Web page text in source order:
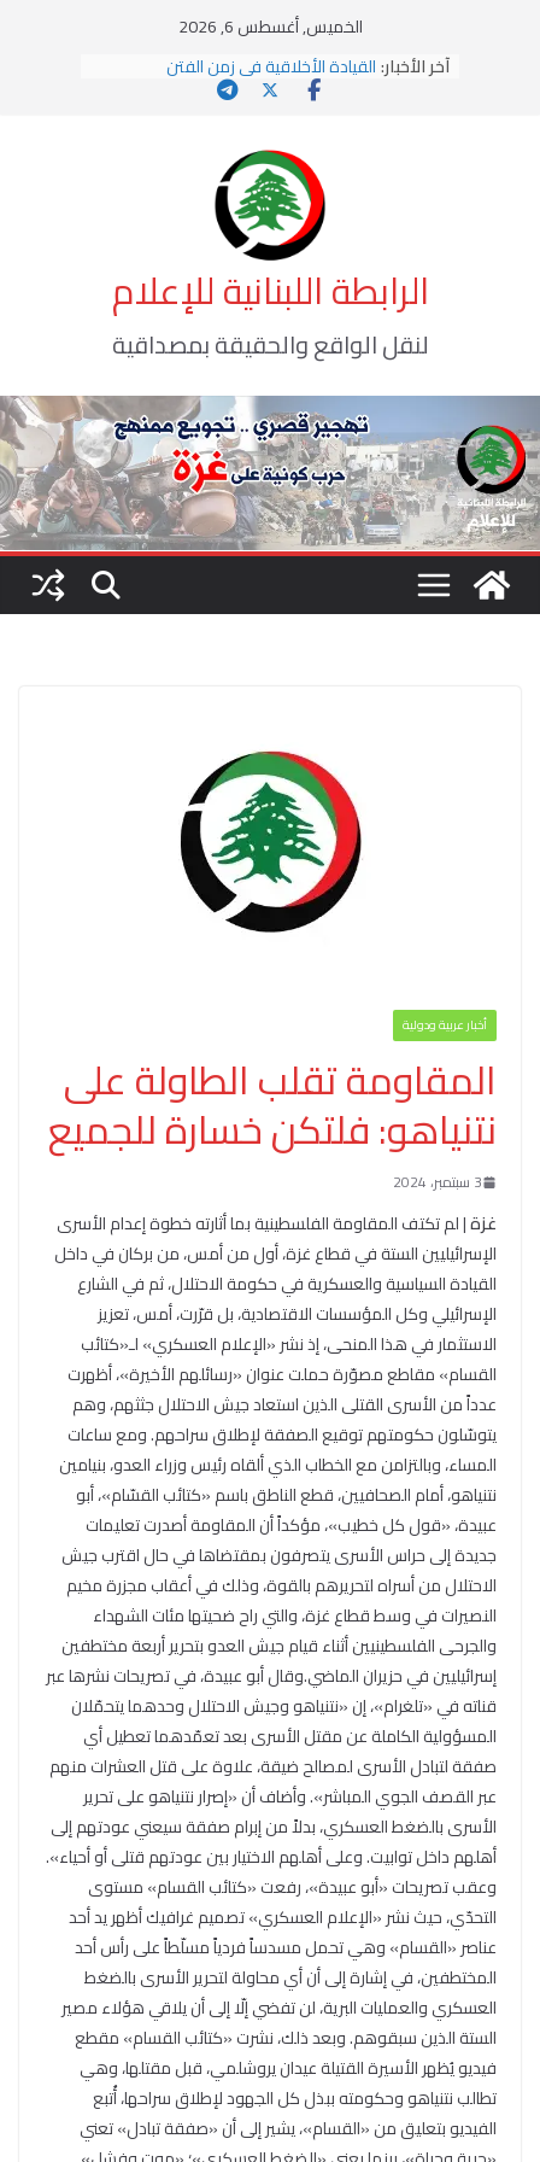
الخميس, أغسطس 6, 2026
آخر الأخبار:القيادة الأخلاقية في زمن الفتن
الاستلاب الثقافي وتحديات الهوية الإسلامية
يومَ يَفيضُ العَرَقُ
الرابطة اللبنانية للإعلام
لنقل الواقع والحقيقة بمصداقية
أخبار عربية ودولية
المقاومة تقلب الطاولة على
نتنياهو: فلتكن خسارة للجميع
3 سبتمبر، 2024
غزة| لم تكتف المقاومة الفلسطينية بما أثارته خطوة إعدام الأسرى
الإسرائيليين الستة في قطاع غزة، أول من أمس، من بركان في داخل
القيادة السياسية والعسكرية في حكومة الاحتلال، ثم في الشارع
الإسرائيلي وكل المؤسسات الاقتصادية، بل قرّرت، أمس، تعزيز
الاستثمار في هذا المنحى، إذ نشر «الإعلام العسكري» لـ«كتائب
القسام» مقاطع مصوّرة حملت عنوان «رسائلهم الأخيرة»، أظهرت
عدداً من الأسرى القتلى الذين استعاد جيش الاحتلال جثثهم، وهم
يتوسّلون حكومتهم توقيع الصفقة لإطلاق سراحهم. ومع ساعات
المساء، وبالتزامن مع الخطاب الذي ألقاه رئيس وزراء العدو، بنيامين
نتنياهو، أمام الصحافيين، قطع الناطق باسم «كتائب القسّام»، أبو
عبيدة، «قول كل خطيب»، مؤكداً أن المقاومة أصدرت تعليمات
جديدة إلى حراس الأسرى يتصرفون بمقتضاها في حال اقترب جيش
الاحتلال من أسراه لتحريرهم بالقوة، وذلك في أعقاب مجزرة مخيم
النصيرات في وسط قطاع غزة، والتي راح ضحيتها مئات الشهداء
والجرحى الفلسطينيين أثناء قيام جيش العدو بتحرير أربعة مختطفين
إسرائيليين في حزيران الماضي.وقال أبو عبيدة، في تصريحات نشرها عبر
قناته في «تلغرام»، إن «نتنياهو وجيش الاحتلال وحدهما يتحمّلان
المسؤولية الكاملة عن مقتل الأسرى بعد تعمّدهما تعطيل أي
صفقة لتبادل الأسرى لمصالح ضيقة، علاوة على قتل العشرات منهم
عبر القصف الجوي المباشر». وأضاف أن «إصرار نتنياهو على تحرير
الأسرى بالضغط العسكري، بدلاً من إبرام صفقة سيعني عودتهم إلى
أهلهم داخل توابيت. وعلى أهلهم الاختيار بين عودتهم قتلى أو أحياء».
وعقب تصريحات «أبو عبيدة»، رفعت «كتائب القسام» مستوى
التحدّي، حيث نشر «الإعلام العسكري» تصميم غرافيك أظهر يد أحد
عناصر «القسام» وهي تحمل مسدساً فردياً مسلّطاً على رأس أحد
المختطفين، في إشارة إلى أن أي محاولة لتحرير الأسرى بالضغط
العسكري والعمليات البرية، لن تفضي إلّا إلى أن يلاقي هؤلاء مصير
الستة الذين سبقوهم. وبعد ذلك، نشرت «كتائب القسام» مقطع
فيديو يُظهر الأسيرة القتيلة عيدان يروشلمي، قبل مقتلها، وهي
تطالب نتنياهو وحكومته ببذل كل الجهود لإطلاق سراحها، أُتبع
الفيديو بتعليق من «القسام»، يشير إلى أن «صفقة تبادل» تعني